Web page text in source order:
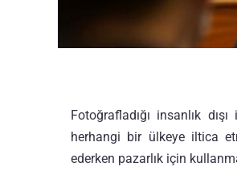
Fotoğrafladığı insanlık
herhangi bir ülkeye iltica
ederken pazarlık için